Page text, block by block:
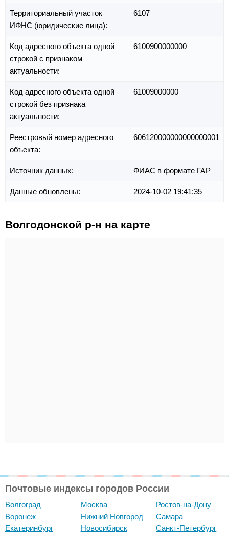
Территориальный участок
ИФНС (юридические лица):
6107
Код адресного объекта одной
строкой с признаком
актуальности:
6100900000000
Код адресного объекта одной
строкой без признака
актуальности:
61009000000
Реестровый номер адресного
объекта:
606120000000000000001
Источник данных: ФИАС в формате ГАР
Данные обновлены: 2024-10-02 19:41:35
Волгодонской р-н на карте
Почтовые индексы городов России
Волгоград
Воронеж
Екатеринбург
Москва
Нижний Новгород
Новосибирск
Ростов-на-Дону
Самара
Санкт-Петербург